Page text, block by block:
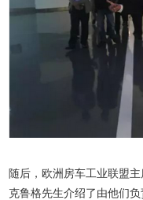
随后，欧洲房车工业联盟
克鲁格先生介绍了由他们